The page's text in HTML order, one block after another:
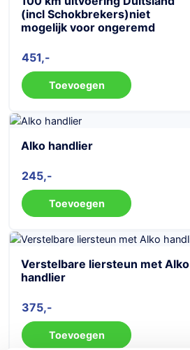
(incl Schokbrekers)niet
mogelijk voor ongeremd
451
Toevoegen
Alko handlier
245
Toevoegen
Verstelbare liersteun met Alko
handlier
375
Toevoegen